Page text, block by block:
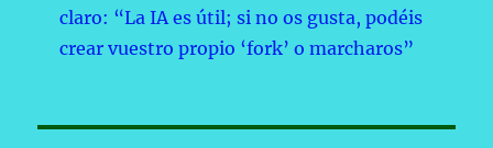
claro: “La IA es útil; si no os gusta, podéis
crear vuestro propio ‘fork’ o marcharos”